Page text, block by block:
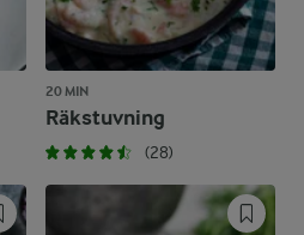
20 MIN
Räkstuvning
(28)